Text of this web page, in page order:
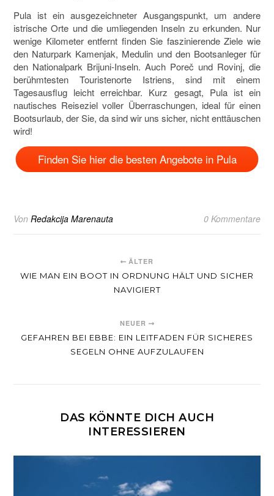
Pula ist ein ausgezeichneter Ausgangspunkt, um andere
istrische Orte und die umliegenden Inseln zu erkunden. Nur
wenige Kilometer entfernt finden Sie faszinierende Ziele wie
den Naturpark Kamenjak, Medulin und den Bootsanleger für
den Nationalpark Brijuni-Inseln. Auch Poreč und Rovinj, die
berühmtesten Touristenorte Istriens, sind mit einem
Tagesausflug leicht erreichbar. Kurz gesagt, Pula ist ein
nautisches Reiseziel voller Überraschungen, ideal für einen
Bootsurlaub, der Sie, da sind wir uns sicher, nicht enttäuschen
wird!
Finden Sie hier die besten Angebote in Pula
Von Redakcija Marenauta 0 Kommentare
ÄLTER
WIE MAN EIN BOOT IN ORDNUNG HÄLT UND SICHER
NAVIGIERT
NEUER
GEFAHREN BEI EBBE: EIN LEITFADEN FÜR SICHERES
SEGELN OHNE AUFZULAUFEN
DAS KÖNNTE DICH AUCH
INTERESSIEREN